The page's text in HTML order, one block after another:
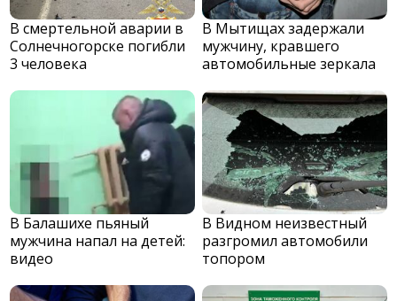
В смертельной аварии в
Солнечногорске погибли
3 человека
В Мытищах задержали
мужчину, кравшего
автомобильные зеркала
В Балашихе пьяный
мужчина напал на детей:
видео
В Видном неизвестный
разгромил автомобили
топором